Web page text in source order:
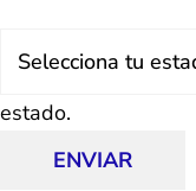
estado.
ENVIAR